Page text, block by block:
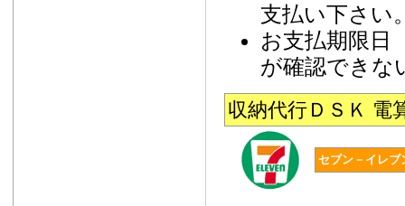
支払い下さい
お支払期限日
が確認できな
収納代行ＤＳＫ 電
セブン－イレブ